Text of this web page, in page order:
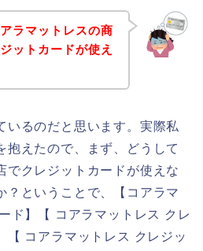
ラマットレスの商
ットカードが使え
いるのだと思います。実際私
抱えたので、まず、どうして
でクレジットカードが使えな
？ということで、【コアラマ
ド】【 コアラマットレス クレ
コアラマットレス クレジッ